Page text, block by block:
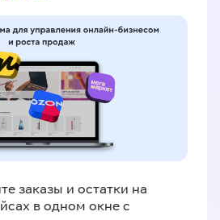
заказы и остатки на
в одном окне с